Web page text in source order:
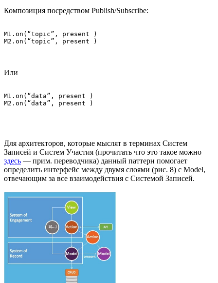
Композиция посредством Publish/Subscribe:
M1.on(“topic”, present )
Или
M1.on(“data”, present )
Для архитекторов, которые мыслят в терминах Систем
Записей и Систем Участия (прочитать что это такое можно
здесь — прим. переводчика) данный паттерн помогает
определить интерфейс между двумя слоями (рис. 8) с Model,
отвечающим за все взаимодействия с Системой Записей.